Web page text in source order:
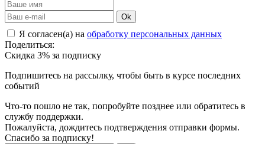
Ok
Я согласен(а) на обработку персональных данных
Поделиться:
Скидка 3% за подписку
Подпишитесь на рассылку, чтобы быть в курсе последних
событий
Что-то пошло не так, попробуйте позднее или обратитесь в
службу поддержки.
Пожалуйста, дождитесь подтверждения отправки формы.
Спасибо за подписку!